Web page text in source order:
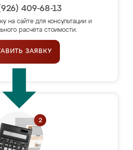
409-68-13
на сайте для консультации и
расчёта стоимости.
ЗАЯВКУ